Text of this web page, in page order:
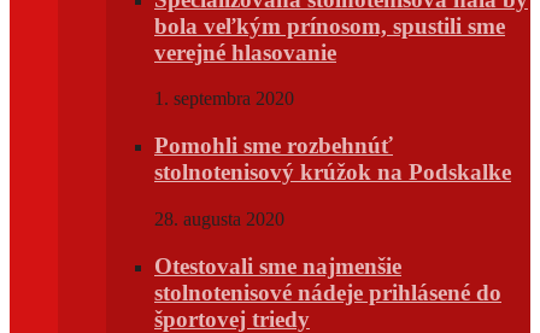
bola veľkým prínosom, spustili sme
verejné hlasovanie
1. septembra 2020
Pomohli sme rozbehnúť
stolnotenisový krúžok na Podskalke
28. augusta 2020
Otestovali sme najmenšie
stolnotenisové nádeje prihlásené do
športovej triedy